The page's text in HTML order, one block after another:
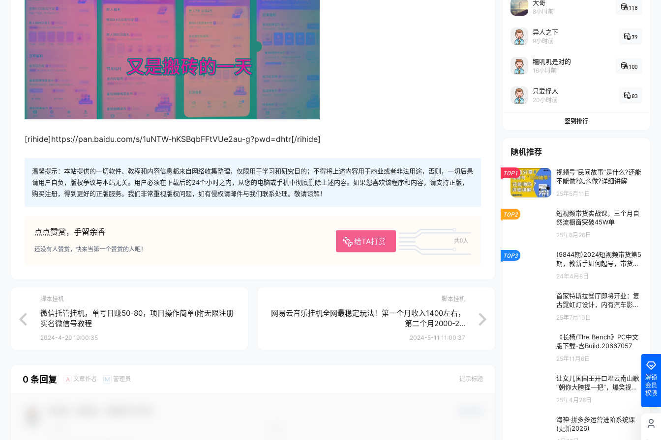
[rihide]https://pan.baidu.com/s/1uNTW-hKSBqbFFtVUe2au-g?pwd=dhtr[/rihide]
温馨提示：本站提供的一切软件、教程和内容信息都来自网络收集整理，仅限用于学习和研究目的；不得将上述内容用于商业或者非法用途，否则，一切后果
请用户自负，版权争议与本站无关。用户必须在下载后的24个小时之内，从您的电脑或手机中彻底删除上述内容。如果您喜欢该程序和内容，请支持正版，
购买注册，得到更好的正版服务。我们非常重视版权问题，如有侵权请邮件与我们联系处理。敬请谅解！
点点赞赏，手留余香
给TA打赏 共0人
还没有人赞赏，快来当第一个赞赏的人吧！
脚本挂机
微信托管挂机，单号日赚50-80，项目操作简单(附无限注册
实名微信号教程
2024-4-29 19:00:35
脚本挂机
网易云音乐挂机全网最稳定玩法！第一个月收入1400左右，
第二个月2000-2...
2024-5-11 11:00:37
0 条回复 A 文章作者 M 管理员 提示标题
大哥
8小时前
118
异人之下
9小时前
79
糯叽叽是对的
16小时前
100
只爱怪人
20小时前
83
签到排行
随机推荐
TOP1
视频号“民间故事”是什么?还能
不能做?怎么做?详细讲解
25年5月11日
TOP2
短视频带货实战课，三个月自
然流橱窗突破45W单
25年6月26日
TOP3
(9844期)2024短视频带货第5
期，教新手如何起号，带货小
白怎么通过选品弯道超车
24年4月8日
首家特斯拉餐厅即将开业：复
古霓虹灯设计，内有汽车影
院、80个V4超充桩
25年7月10日
《长椅/The Bench》PC中文
版下载-含Build.20667057
25年11月6日
让女儿国国王开口唱云南山歌
“朝你大胯捏一把”，爆笑视频
狂揽点赞20W点赞，熟练后起
号快轻松月入过W
25年4月28日
海神·拼多多运营进阶系统课
(更新2026)
解锁
会员
权限